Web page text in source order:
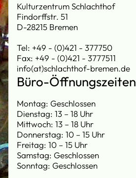
Kulturzentrum Schlachthof
Findorffstr. 51
D-28215 Bremen
Tel: +49 - (0)421 - 377750
Fax: +49 - (0)421 - 3777511
info(at)schlachthof-bremen.de
Büro-Öffnungszeiten
Montag: Geschlossen
Dienstag: 13 – 18 Uhr
Mittwoch: 13 – 18 Uhr
Donnerstag: 10 – 15 Uhr
Freitag: 10 – 15 Uhr
Samstag: Geschlossen
Sonntag: Geschlossen